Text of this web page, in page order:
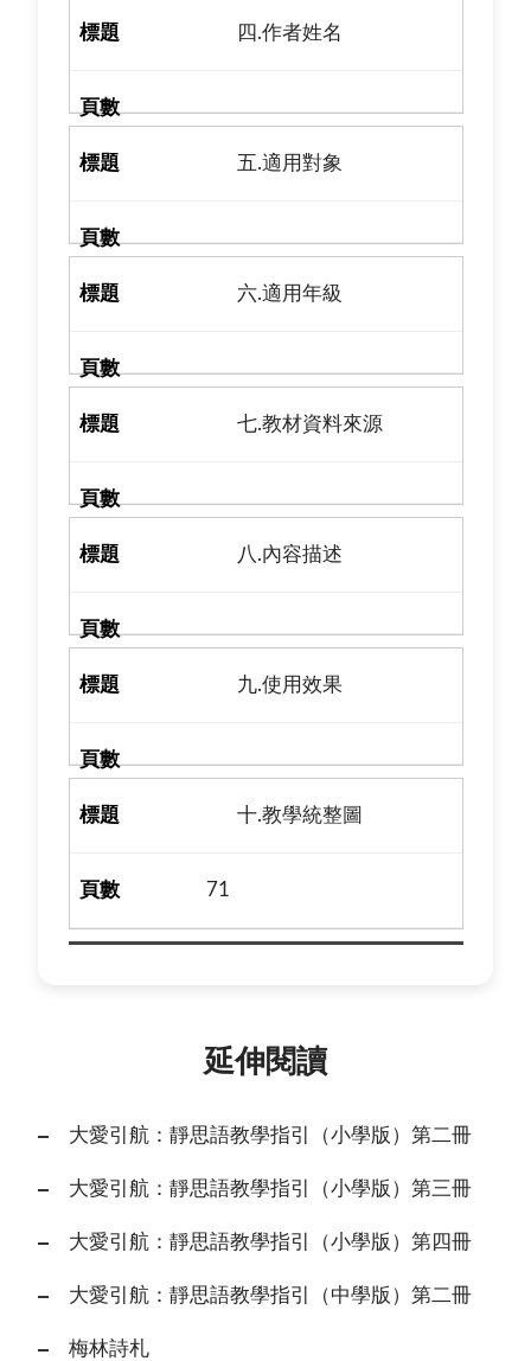
四.作者姓名
五.適用對象
六.適用年級
七.教材資料來源
八.內容描述
九.使用效果
十.教學統整圖
71
延伸閱讀
大愛引航：靜思語教學指引（小學版）第二冊
大愛引航：靜思語教學指引（小學版）第三冊
大愛引航：靜思語教學指引（小學版）第四冊
大愛引航：靜思語教學指引（中學版）第二冊
梅林詩札